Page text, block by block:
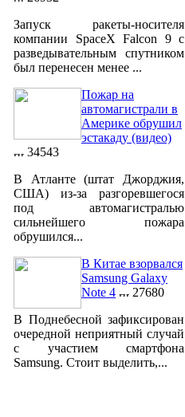
Запуск ракеты-носителя
компании SpaceX Falcon 9 с
разведывательным спутником
был перенесен менее ...
Пожар на
автомагистрали в
Америке обрушил
эстакаду (видео)
34543
В Атланте (штат Джорджия,
США) из-за разгоревшегося
под автомагистралью
сильнейшего пожара
обрушился...
В Китае взорвался
Samsung Galaxy
Note 4
27680
В Поднебесной зафиксирован
очередной неприятный случай
с участием смартфона
Samsung. Стоит выделить,...